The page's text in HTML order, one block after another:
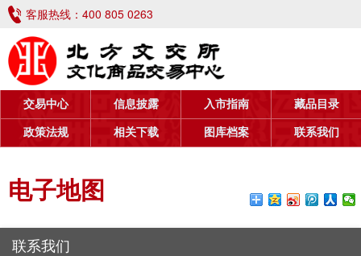
客服热线： 400 805 0263
交易中心 信息披露 入市指南 藏品目录
政策法规 相关下载 图库档案 联系我们
电子地图
联系我们